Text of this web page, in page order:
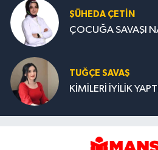
ŞÜHEDA ÇETİN
ÇOCUĞA SAVAŞI
TUĞÇE SAVAŞ
KİMİLERİ İYİLİK